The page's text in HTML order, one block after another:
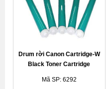
Drum rời Canon Cartridge-W
Black Toner Cartridge
Mã SP: 6292